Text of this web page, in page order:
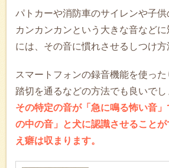
パトカーや消防車のサイレンや子
カンカンカンという大きな音など
には、その音に慣れさせるしつけ方
スマートフォンの録音機能を使っ
踏切を通るなどの方法でも良いでし
その特定の音が「急に鳴る怖い音
の中の音」と犬に認識させること
え癖は収まります。